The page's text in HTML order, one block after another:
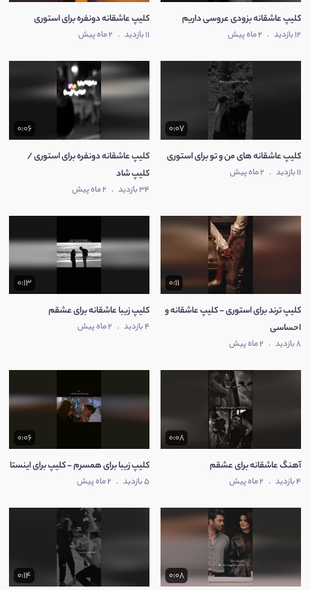
کلیپ عاشقانه بزودی عروسی داریم
12 بازدید . 2 ماه پیش
کلیپ عاشقانه دونفره برای استوری
11 بازدید . 2 ماه پیش
0:07
کلیپ عاشقانه های من و تو برای استوری
11 بازدید . 2 ماه پیش
0:06
کلیپ عاشقانه دونفره برای استوری /
کلیپ شاد
34 بازدید . 2 ماه پیش
0:11
کلیپ ترند برای استوری - کلیپ عاشقانه و
احساسی
8 بازدید . 2 ماه پیش
0:13
کلیپ زیبا عاشقانه برای عشقم
4 بازدید . 2 ماه پیش
0:08
آهنگ عاشقانه برای عشقم
4 بازدید . 2 ماه پیش
0:06
کلیپ زیبا برای همسرم - کلیپ برای اینستا
5 بازدید . 2 ماه پیش
0:08
0:14